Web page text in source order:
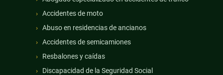
Accidentes de moto
Abuso en residencias de ancianos
Accidentes de semicamiones
Resbalones y caídas
Discapacidad de la Seguridad Social